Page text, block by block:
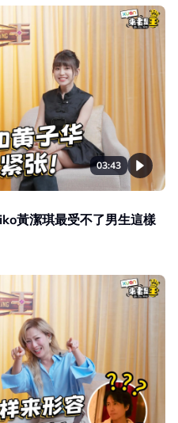
03:43
黃潔琪最受不了男生這樣